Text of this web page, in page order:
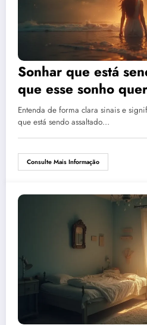
Sonhar que está
que esse sonho
Entenda de forma clara sinais e
que está sendo assaltado…
Consulte Mais Informação